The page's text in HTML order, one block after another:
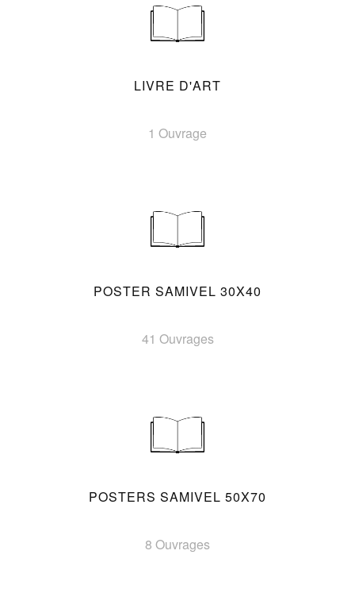
LIVRE D'ART
1 Ouvrage
POSTER SAMIVEL 30X40
41 Ouvrages
POSTERS SAMIVEL 50X70
8 Ouvrages